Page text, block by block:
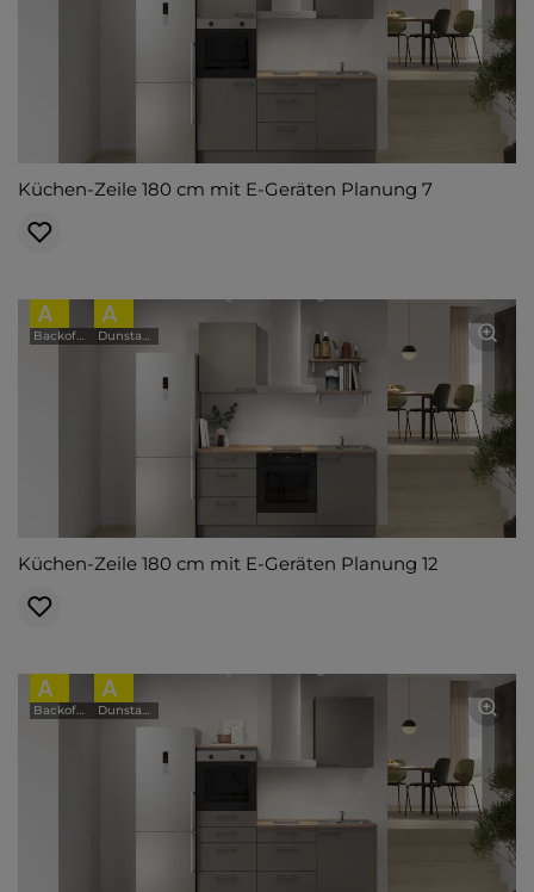
Küchen-Zeile 180 cm mit E-Geräten Planung 7
A
Backofen
A
Dunstabzugshaube
Küchen-Zeile 180 cm mit E-Geräten Planung 12
A
Backofen
A
Dunstabzugshaube